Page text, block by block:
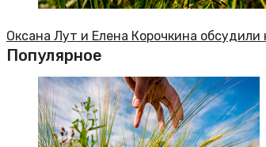
Оксана Лут и Елена Корочкина
Популярное